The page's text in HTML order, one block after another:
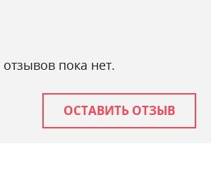
пока нет.
ОСТАВИТЬ ОТЗЫВ